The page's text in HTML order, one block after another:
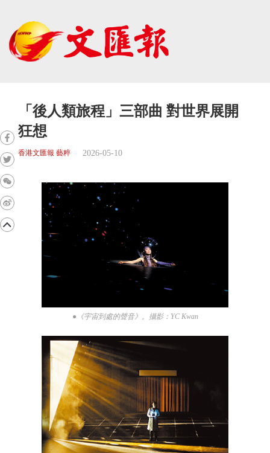
「後人類旅程」三部曲 對世界展開
狂想
香港文匯報 藝粹 2026-05-10
●《宇宙到處的聲音》。攝影：YC Kwan